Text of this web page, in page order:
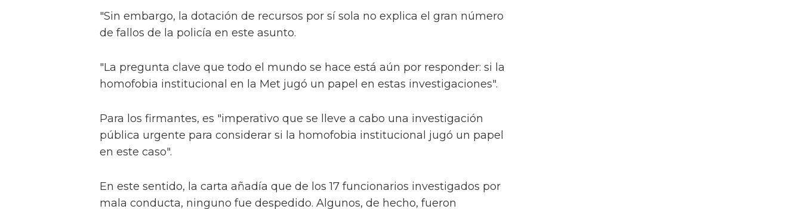
"Sin embargo, la dotación de recursos por sí sola no explica el gran número
de fallos de la policía en este asunto.
"La pregunta clave que todo el mundo se hace está aún por responder: si la
homofobia institucional en la Met jugó un papel en estas investigaciones".
Para los firmantes, es "imperativo que se lleve a cabo una investigación
pública urgente para considerar si la homofobia institucional jugó un papel
en este caso".
En este sentido, la carta añadía que de los 17 funcionarios investigados por
mala conducta, ninguno fue despedido. Algunos, de hecho, fueron